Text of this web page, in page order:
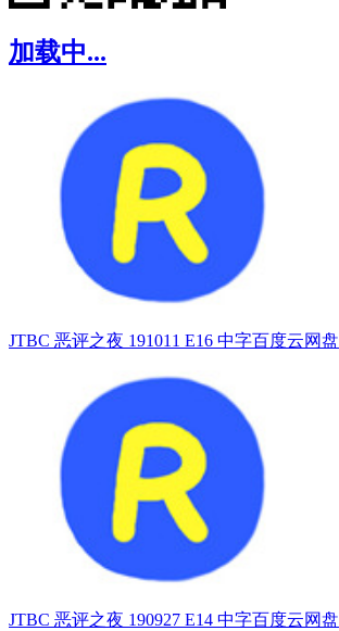
加载中...
JTBC 恶评之夜 191011 E16 中字百度云网盘
JTBC 恶评之夜 190927 E14 中字百度云网盘